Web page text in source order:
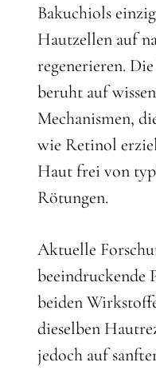
Bakuchiols
Hautzellen auf
regenerieren.
beruht auf
Mechanismen,
wie Retinol
Haut frei von
Rötungen.
Aktuelle
beeindruckende
beiden
dieselben
jedoch auf